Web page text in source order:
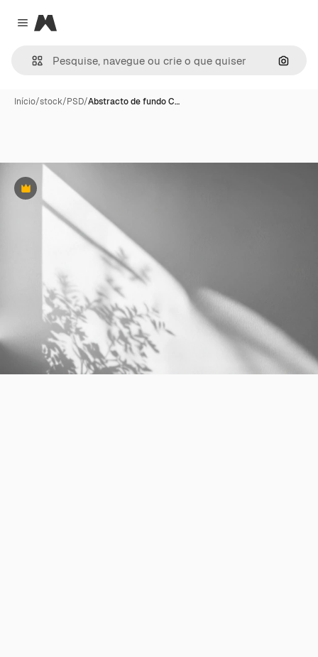
Close menu
Magnific
Início/stock/PSD/Abstracto de fundo C…
Premium